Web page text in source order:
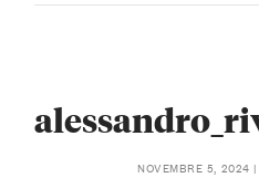
NOVEMBRE 5, 2024